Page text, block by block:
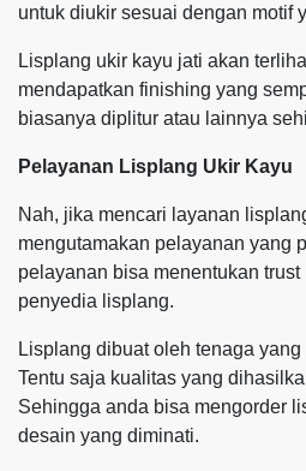
untuk diukir sesuai dengan motif
Lisplang ukir kayu jati akan
mendapatkan finishing yang
biasanya diplitur atau lainnya
Pelayanan Lisplang Ukir Kayu
Nah, jika mencari layanan
mengutamakan pelayanan yang
pelayanan bisa menentukan
penyedia lisplang.
Lisplang dibuat oleh tenaga
Tentu saja kualitas yang
Sehingga anda bisa mengorder
desain yang diminati.